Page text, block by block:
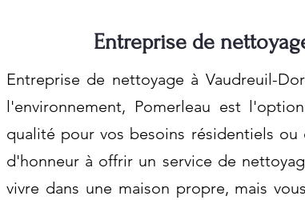
Entreprise de
Entreprise de nettoyage à Vaudreuil-
l'environnement, Pomerleau est
qualité pour vos besoins résidentiels
d'honneur à offrir un service de
vivre dans une maison propre, mais